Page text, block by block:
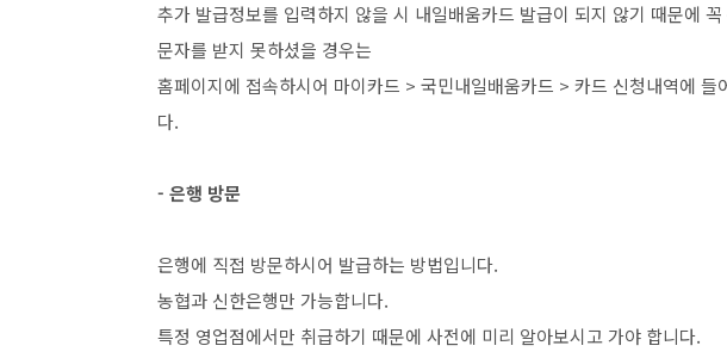
추가 발급정보를 입력하지 않을 시 내일배움카드 발급이 되지 않기 때문에
문자를 받지 못하셨을 경우는
홈페이지에 접속하시어 마이카드 > 국민내일배움카드 > 카드 신청내역에 들
다.
- 은행 방문
은행에 직접 방문하시어 발급하는 방법입니다.
농협과 신한은행만 가능합니다.
특정 영업점에서만 취급하기 때문에 사전에 미리 알아보시고 가야 합니다.